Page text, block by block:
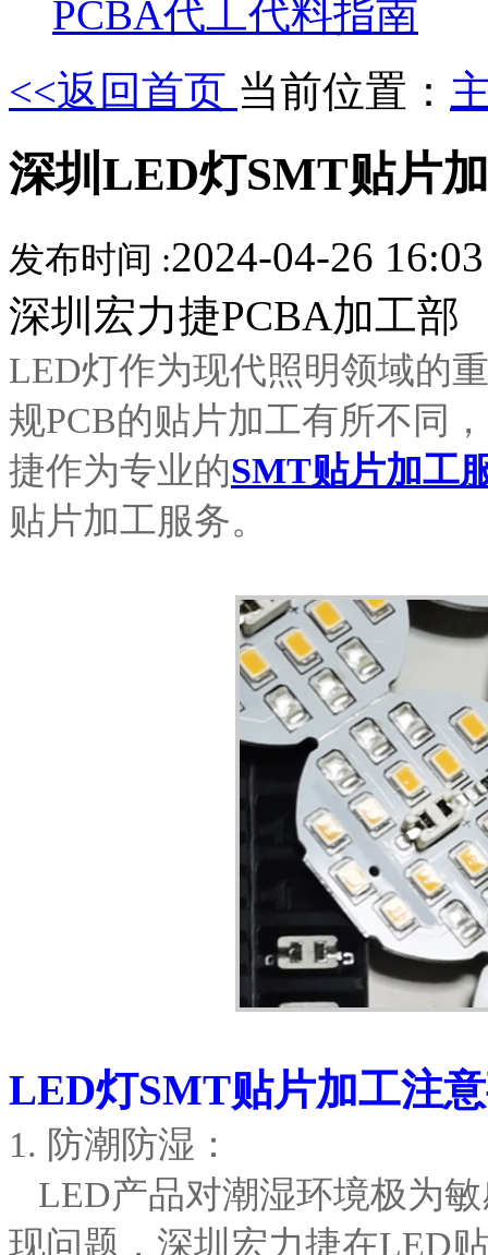
PCBA代工代料指南
<<返回首页 当前位置：
深圳LED灯SMT贴片
发布时间 :2024-04-26
深圳宏力捷PCBA加工部
LED灯作为现代照明领域的
规PCB的贴片加工有所不同
捷作为专业的SMT贴片加工
贴片加工服务。
LED灯SMT贴片加工注
1. 防潮防湿：
LED产品对潮湿环境极为
现问题，深圳宏力捷在LED